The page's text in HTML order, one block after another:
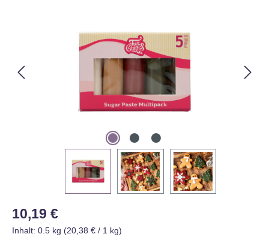
Regulärer Preis:
10,19 €
Inhalt: 0.5 kg (20,38 € / 1 kg)